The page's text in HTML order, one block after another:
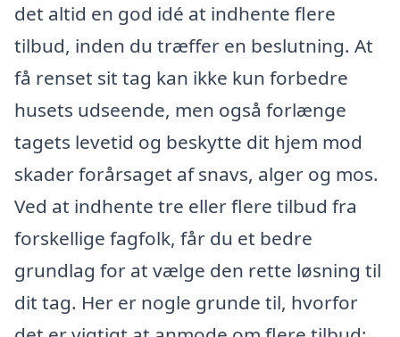
det altid en god idé at indhente flere
tilbud, inden du træffer en beslutning. At
få renset sit tag kan ikke kun forbedre
husets udseende, men også forlænge
tagets levetid og beskytte dit hjem mod
skader forårsaget af snavs, alger og mos.
Ved at indhente tre eller flere tilbud fra
forskellige fagfolk, får du et bedre
grundlag for at vælge den rette løsning til
dit tag. Her er nogle grunde til, hvorfor